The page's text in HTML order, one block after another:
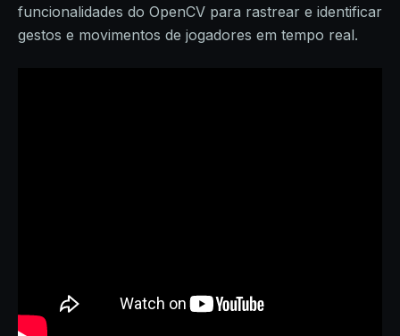
funcionalidades do OpenCV para rastrear e identificar
gestos e movimentos de jogadores em tempo real.